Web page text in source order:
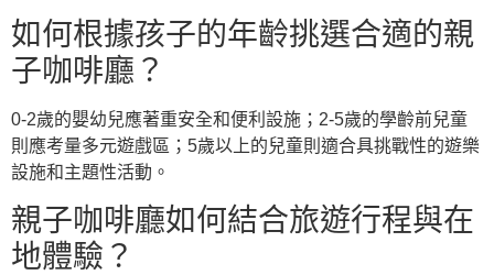
如何根據孩子的年齡挑選合適的親
子咖啡廳？
0-2歲的嬰幼兒應著重安全和便利設施；2-5歲的學齡前兒童
則應考量多元遊戲區；5歲以上的兒童則適合具挑戰性的遊樂
設施和主題性活動。
親子咖啡廳如何結合旅遊行程與在
地體驗？